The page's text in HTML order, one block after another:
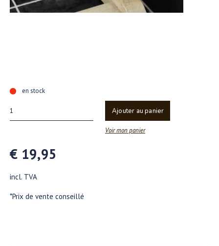
en stock
Ajouter au panier
Voir mon panier
€ 19,95
incl. TVA
*Prix de vente conseillé